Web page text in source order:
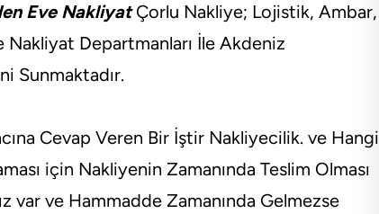
Eve NakliyatÇorlu Nakliye; Lojistik, Ambar,
Nakliyat Departmanları İle Akdeniz
Sunmaktadır.
Cevap Veren Bir İştir Nakliyecilik. ve Hangi
için Nakliyenin Zamanında Teslim Olması
var ve Hammadde Zamanında Gelmezse